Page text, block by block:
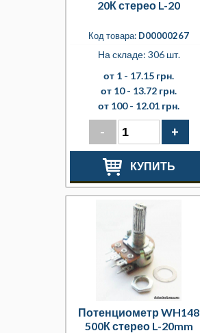
20К стерео L-20
Код товара: D00000267
На складе: 306 шт.
от 1 - 17.15 грн.
от 10 - 13.72 грн.
от 100 - 12.01 грн.
- +
КУПИТЬ
Потенциометр WH148
500К стерео L-20mm